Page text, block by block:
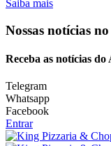
Saiba mais
Nossas notícias
Receba as notícias
Telegram
Whatsapp
Facebook
Entrar